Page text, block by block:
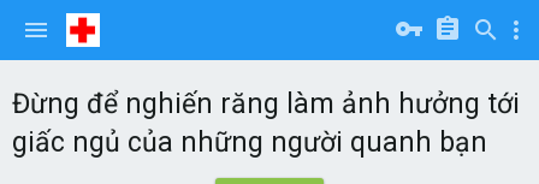
Đừng để nghiến răng làm ảnh hưởng tới
giấc ngủ của những người quanh bạn